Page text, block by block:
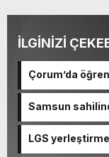
İLGİNİZİ
Çorum’da
Samsun
LGS